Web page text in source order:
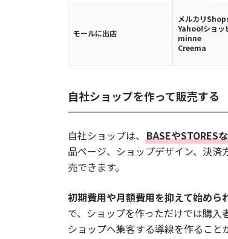
個人でネットショップを開業
初期費用を抑えて始められる
自分の商品やブランドを直接販
副業や小規模事業として始めら
全国・海外に向けて販売できる
個人でネットショップを開
特定商取引法に基づく表記が必
商品によっては許可や資格が必
手数料や送料を考えないと利
問い合わせや返品対応のルール
モールに出店
メルカリ
Yahoo!ショッ
minne
Creema
自社ショップを作って販売する
自社ショップは、 BASEやSTORES
品ページ、ショップデザイン、決
売できます。
初期費用や月額費用を抑えて始め
で、ショップを作っただけでは購入
ショップへ集客する導線を作ること